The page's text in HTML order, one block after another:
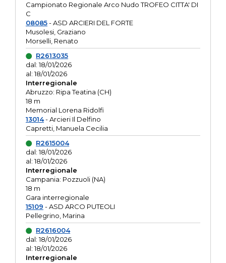
Campionato Regionale Arco Nudo TROFEO CITTA' DI
C
08085- ASD ARCIERI DEL FORTE
Musolesi, Graziano
Morselli, Renato
R2613035
dal: 18/01/2026
al: 18/01/2026
Interregionale
Abruzzo: Ripa Teatina (CH)
18 m
Memorial Lorena Ridolfi
13014- Arcieri Il Delfino
Capretti, Manuela Cecilia
R2615004
dal: 18/01/2026
al: 18/01/2026
Interregionale
Campania: Pozzuoli (NA)
18 m
Gara interregionale
15109 - ASD ARCO PUTEOLI
Pellegrino, Marina
R2616004
dal: 18/01/2026
al: 18/01/2026
Interregionale